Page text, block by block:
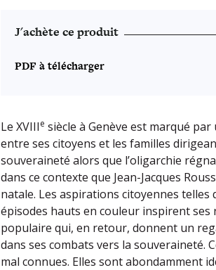
J'achète ce produit
PDF à télécharger
Le XVIIIe siècle à Genève est marqué
entre ses citoyens et les familles
souveraineté alors que l’oligarchie
dans ce contexte que Jean-Jacques
natale. Les aspirations citoyennes telles
épisodes hauts en couleur inspirent
populaire qui, en retour, donnent un
dans ses combats vers la souveraineté.
mal connues. Elles sont abondamment